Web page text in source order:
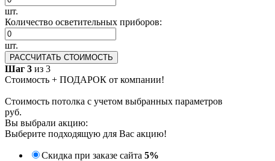
шт.
Количество осветительных приборов:
шт.
РАССЧИТАТЬ СТОИМОСТЬ
Шаг 3 из 3
Стоимость + ПОДАРОК от компании!
Стоимость потолка с учетом выбранных параметров
руб.
Вы выбрали акцию:
Выберите подходящую для Вас акцию!
Скидка при заказе сайта 5%